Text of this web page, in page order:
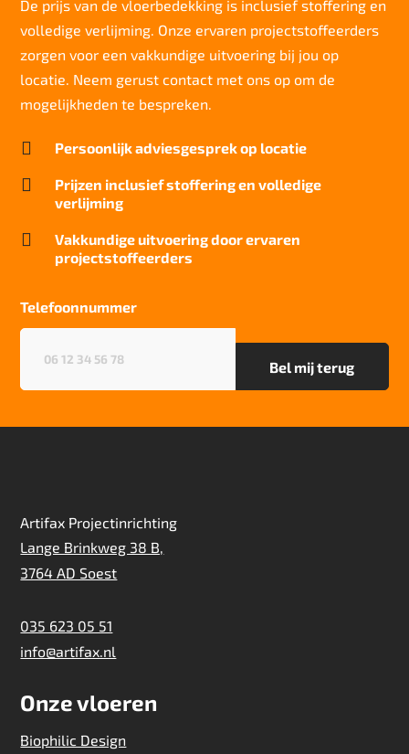
Totaal gwicht
2.055 g/m2
Lichtechtheid NF EN ISO 105-B02
5-6/8
Slijtvastheid NF EN 1307
Thermische weerstand
0,15m2 C/W
Geluidsisolatie
Brandwerend
Project gebruik
zwaar
De prijs van de vloerbedekking is inclusief stoffering en
volledige verlijming. Onze ervaren projectstoffeerders
zorgen voor een vakkundige uitvoering bij jou op
locatie. Neem gerust contact met ons op om de
mogelijkheden te bespreken.
 Persoonlijk adviesgesprek op locatie

Prijzen inclusief stoffering en volledige
verlijming

Vakkundige uitvoering door ervaren
projectstoffeerders
Telefoonnummer
Artifax Projectinrichting
Lange Brinkweg 38 B,
3764 AD Soest
035 623 05 51
info@artifax.nl
Onze vloeren
Biophilic Design